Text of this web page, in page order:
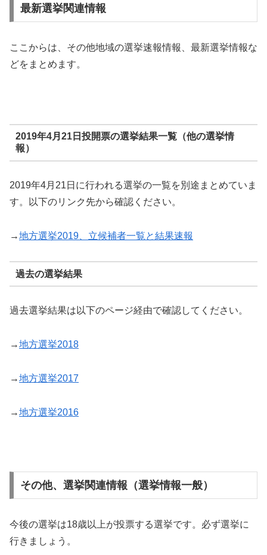
最新選挙関連情報
ここからは、その他地域の選挙速報情報、最新選挙情報な
どをまとめます。
2019年4月21日投開票の選挙結果一覧（他の選挙情
報）
2019年4月21日に行われる選挙の一覧を別途まとめていま
す。以下のリンク先から確認ください。
→地方選挙2019、立候補者一覧と結果速報
過去の選挙結果
過去選挙結果は以下のページ経由で確認してください。
→地方選挙2018
→地方選挙2017
→地方選挙2016
その他、選挙関連情報（選挙情報一般）
今後の選挙は18歳以上が投票する選挙です。必ず選挙に
行きましょう。